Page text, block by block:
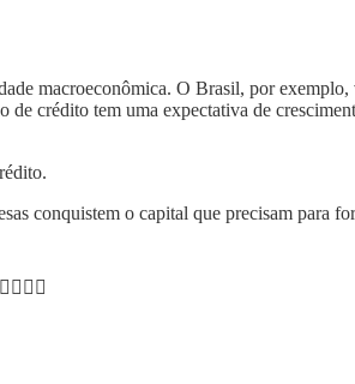
macroeconômica. O Brasil, por exemplo,
crédito tem uma expectativa de
conquistem o capital que precisam para